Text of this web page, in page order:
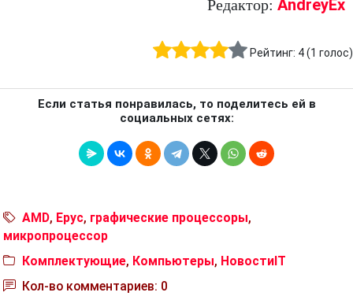
Редактор: AndreyEx
Рейтинг: 4(1 голос)
Если статья понравилась, то поделитесь ей в
социальных сетях:
AMD, Epyc, графические процессоры,
микропроцессор
Комплектующие, Компьютеры, НовостиIT
Кол-во комментариев: 0